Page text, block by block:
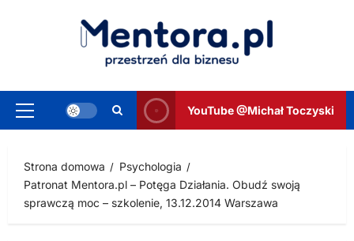
Menu
YouTube @Michał Toczyski
Strona domowa
Psychologia
Patronat Mentora.pl – Potęga Działania. Obudź swoją
sprawczą moc – szkolenie, 13.12.2014 Warszawa